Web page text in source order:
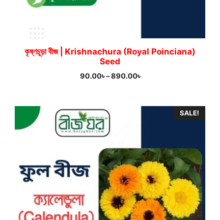
কৃষ্ণচূড়া বীজ | Krishnachura (Royal Poinciana)
Seed
90.00৳–890.00৳Price
through
SALE!